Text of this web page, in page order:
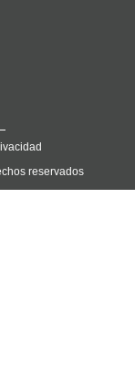
reservados